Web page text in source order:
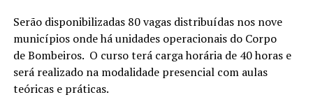
Serão disponibilizadas 80 vagas distribuídas nos nove
municípios onde há unidades operacionais do Corpo
de Bombeiros. O curso terá carga horária de 40 horas e
será realizado na modalidade presencial com aulas
teóricas e práticas.